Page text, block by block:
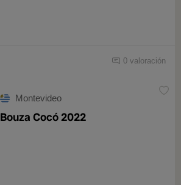
0 valoración
Montevideo
Bouza Cocó 2022